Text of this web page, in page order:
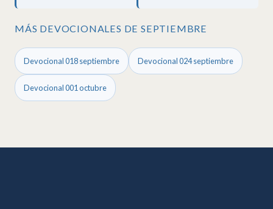
MÁS DEVOCIONALES DE SEPTIEMBRE
Devocional 018 septiembre Devocional 024 septiembre
Devocional 001 octubre